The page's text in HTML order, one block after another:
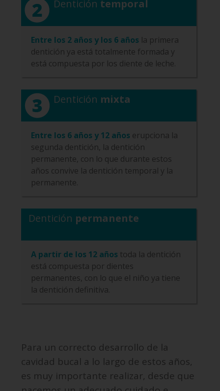
Dentición temporal
Entre los 2 años y los 6 años la primera
dentición ya está totalmente formada y
está compuesta por los diente de leche.
Dentición mixta
Entre los 6 años y 12 años erupciona la
segunda dentición, la dentición
permanente, con lo que durante estos
años convive la dentición temporal y la
permanente.
Dentición permanente
A partir de los 12 años toda la dentición
está compuesta por dientes
permanentes, con lo que el niño ya tiene
la dentición definitiva.
Para un correcto desarrollo de la
cavidad bucal a lo largo de estos años,
es muy importante realizar, desde que